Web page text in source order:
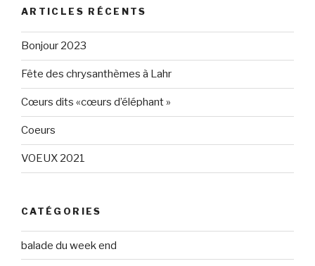
Eléphant-
Gris-
160596147294205
sur
Facebook
elephantgris
sur
Twitter
ARTICLES RÉCENTS
Bonjour 2023
Fête des chrysanthèmes à Lahr
Cœurs dits «cœurs d’éléphant »
Coeurs
VOEUX 2021
CATÉGORIES
balade du week end